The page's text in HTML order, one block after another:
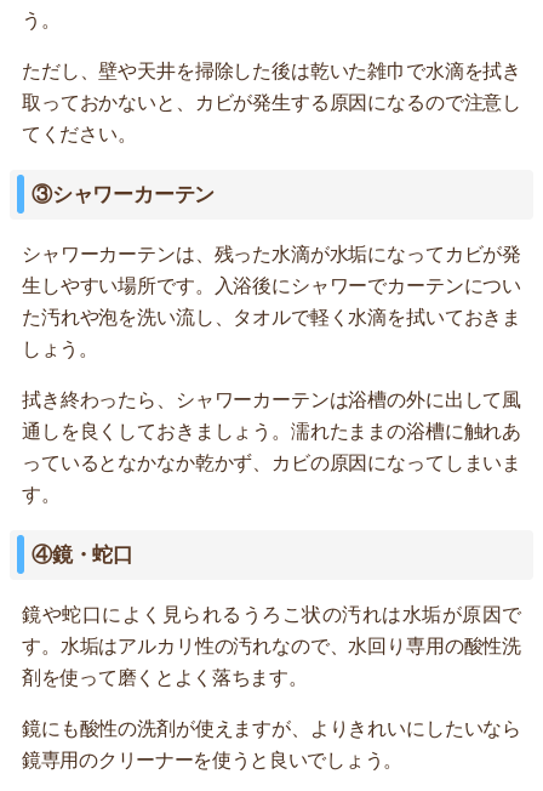
う。
ただし、壁や天井を掃除した後は乾いた雑巾で水滴を拭き
取っておかないと、カビが発生する原因になるので注意し
てください。
③シャワーカーテン
シャワーカーテンは、残った水滴が水垢になってカビが発
生しやすい場所です。入浴後にシャワーでカーテンについ
た汚れや泡を洗い流し、タオルで軽く水滴を拭いておきま
しょう。
拭き終わったら、シャワーカーテンは浴槽の外に出して風
通しを良くしておきましょう。濡れたままの浴槽に触れあ
っているとなかなか乾かず、カビの原因になってしまいま
す。
④鏡・蛇口
鏡や蛇口によく見られるうろこ状の汚れは水垢が原因で
す。水垢はアルカリ性の汚れなので、水回り専用の酸性洗
剤を使って磨くとよく落ちます。
鏡にも酸性の洗剤が使えますが、よりきれいにしたいなら
鏡専用のクリーナーを使うと良いでしょう。